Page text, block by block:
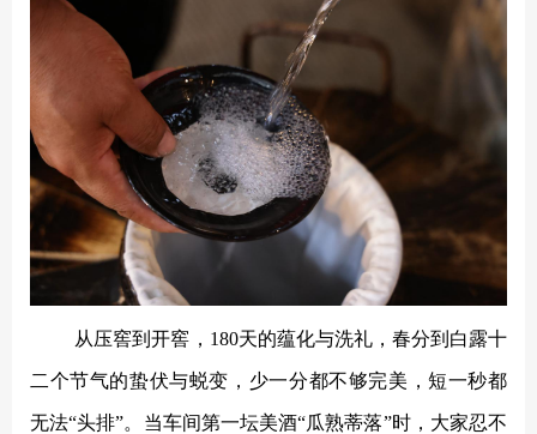
从压窖到开窖， 180天的蕴化与洗礼，春分到白露十
二个节气的蛰伏与蜕变，少一分都不够完美，短一秒都
无法“头排”。当车间第一坛美酒“瓜熟蒂落”时，大家忍不